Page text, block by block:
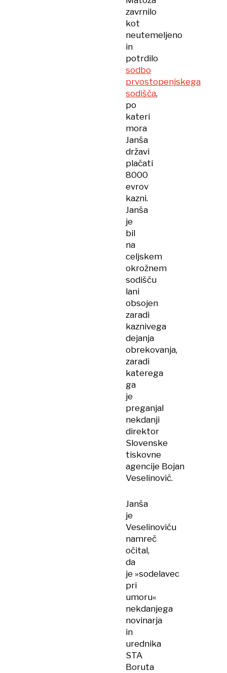
zavrnilo
kot
neutemeljeno
in
potrdilo
sodbo
prvostopenjskega
sodišča,
po
kateri
mora
Janša
državi
plačati
8000
evrov
kazni.
Janša
je
bil
na
celjskem
okrožnem
sodišču
lani
obsojen
zaradi
kaznivega
dejanja
obrekovanja,
zaradi
katerega
ga
je
preganjal
nekdanji
direktor
Slovenske
tiskovne
agencije Bojan
Veselinovič.
Janša
je
Veselinoviču
namreč
očital,
da
je »sodelavec
pri
umoru«
nekdanjega
novinarja
in
urednika
STA
Boruta